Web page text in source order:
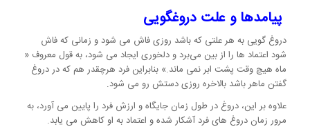
پیامدها و علت دروغگویی
دروغ گویی به هر علتی که باشد روزی فاش می شود و زمانی که فاش
شود اعتماد ها را از بین می‌برد و دلخوری ایجاد می شود، به قول معروف «
ماه هیچ وقت پشت ابر نمی ماند.» بنابراین فرد هرچقدر هم که در دروغ
گفتن ماهر باشد بالاخره روزی دستش رو می شود.
علاوه بر این، دروغ در طول زمان جایگاه و ارزش فرد را پایین می آورد، به
مرور زمان دروغ های فرد آشکار شده و اعتماد به او کاهش می یابد.